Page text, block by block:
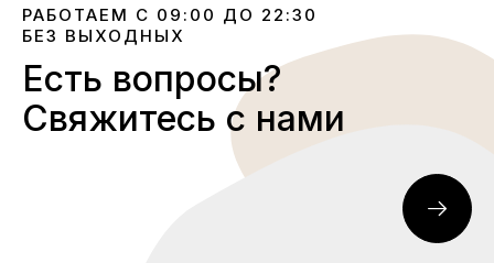
РАБОТАЕМ С 09:00 ДО 22:30
БЕЗ ВЫХОДНЫХ
Есть вопросы?
Свяжитесь с нами